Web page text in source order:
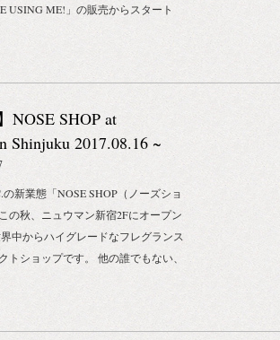
USING ME!」の販売からスタート
ーストラリアの「GROWN
やイタリアの「LABORATORIO
など取り扱いブランドが増え、 いま
という自社のショップも構えて、
外ブランドを積極的にご紹介してい
て無事に７周年を迎えられたのも、
INC.の取り扱いブランドをご愛顧頂
まのおかげです。 改めて、感謝を申
設立以来、大切にしているのは、美し
にするという思い。 美しいというの
もしれませんが、わたしたちが扱う
の美の基準は、 単なる見た目ではな
りと信念が同居しているものだと考
ブランドの作り手たち、弊社、お客様
美意識を共鳴させることを意識し
NOSE SHOP at
Shinjuku 2017.08.16 ~
新業態「NOSE SHOP（ノーズショ
の秋、ニュウマン新宿2Fにオープン
中からハイグレードなフレグランス
トショップです。 他の誰でもない、
役のお店です。 香りにもっと気軽で
。Follow your NOSE.（自分の鼻を信
by SHIGENORI ISHIKAWA ■店舗